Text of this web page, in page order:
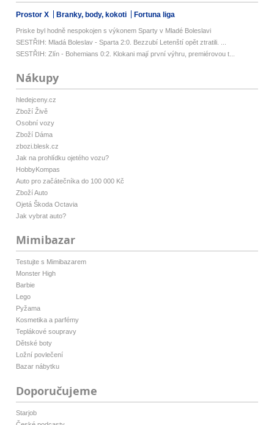
Prostor X Branky, body, kokoti Fortuna liga
Priske byl hodně nespokojen s výkonem Sparty v Mladé Boleslavi
SESTŘIH: Mladá Boleslav - Sparta 2:0. Bezzubí Letenští opět ztratili. ...
SESTŘIH: Zlín - Bohemians 0:2. Klokani mají první výhru, premiérovou t...
Nákupy
hledejceny.cz
Zboží Živě
Osobní vozy
Zboží Dáma
zbozi.blesk.cz
Jak na prohlídku ojetého vozu?
HobbyKompas
Auto pro začátečníka do 100 000 Kč
Zboží Auto
Ojetá Škoda Octavia
Jak vybrat auto?
Mimibazar
Testujte s Mimibazarem
Monster High
Barbie
Lego
Pyžama
Kosmetika a parfémy
Teplákové soupravy
Dětské boty
Ložní povlečení
Bazar nábytku
Doporučujeme
Starjob